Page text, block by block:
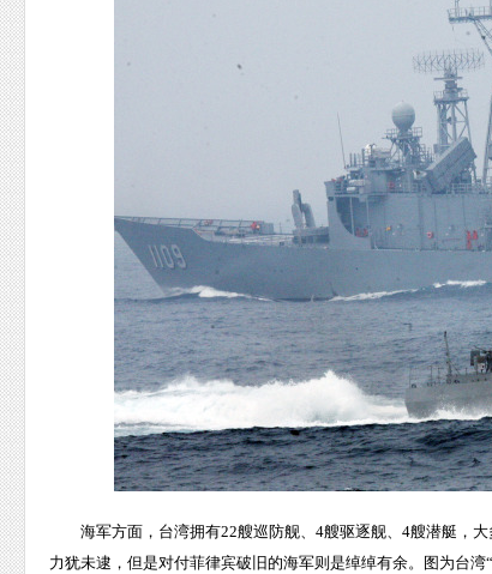
海军方面，台湾拥有22艘巡防舰、4艘驱逐舰、4艘潜艇，
力犹未逮，但是对付菲律宾破旧的海军则是绰绰有余。图为台